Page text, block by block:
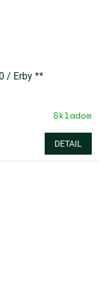
/ Erby **
Skladom
DETAIL